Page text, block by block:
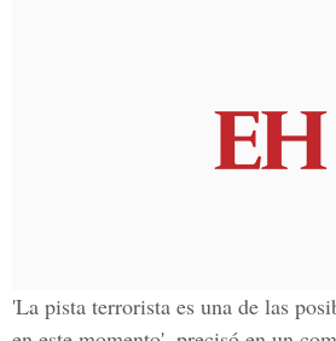
'La pista terrorista es una de las